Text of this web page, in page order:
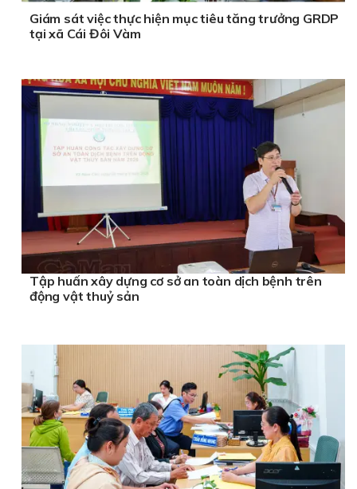
Giám sát việc thực hiện mục tiêu tăng trưởng GRDP
tại xã Cái Đôi Vàm
Tập huấn xây dựng cơ sở an toàn dịch bệnh trên
động vật thuỷ sản